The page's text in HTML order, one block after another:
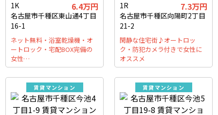
1K 6.4万円
名古屋市千種区東山通4丁目
16-1
ネット無料・浴室乾燥機・オ
ートロック・宅配BOX完備の
女性…
1R 7.3万円
名古屋市千種区向陽町2丁目
21-2
閑静な住宅街♪オートロッ
ク・防犯カメラ付きで女性に
オススメ
賃貸マンション 賃貸マンション